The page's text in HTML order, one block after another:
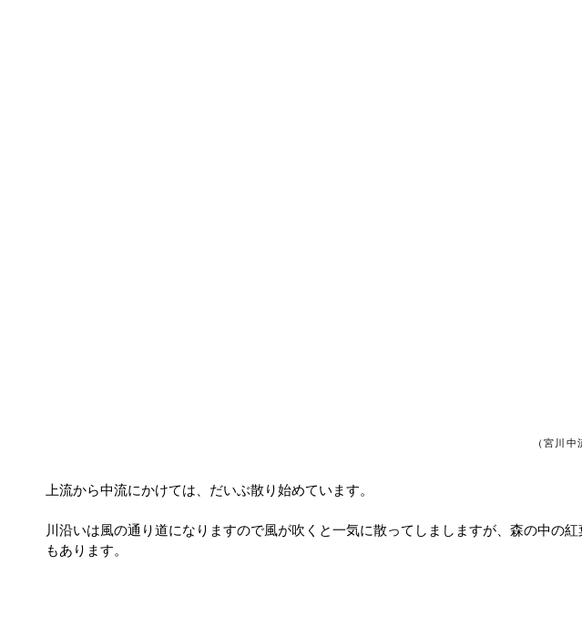
（宮川
上流から中流にかけては、だいぶ散り始めています。
川沿いは風の通り道になりますので風が吹くと一気に散ってしましますが、森の中の
もあります。